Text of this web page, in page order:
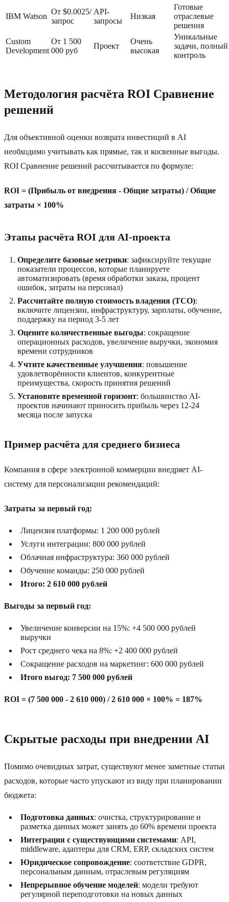
IBM Watson
От $0.0025/
запрос
API-
запросы
Низкая
Готовые
отраслевые
решения
Custom
Development
От 1 500
000 руб
Проект
Очень
высокая
Уникальные
задачи, полный
контроль
Методология расчёта ROI Сравнение
решений
Для объективной оценки возврата инвестиций в AI
необходимо учитывать как прямые, так и косвенные выгоды.
ROI Сравнение решений рассчитывается по формуле:
ROI = (Прибыль от внедрения - Общие затраты) / Общие
затраты × 100%
Этапы расчёта ROI для AI-проекта
Определите базовые метрики: зафиксируйте текущие
показатели процессов, которые планируете
автоматизировать (время обработки заказа, процент
ошибок, затраты на персонал)
Рассчитайте полную стоимость владения (TCO):
включите лицензии, инфраструктуру, зарплаты, обучение,
поддержку на период 3-5 лет
Оцените количественные выгоды: сокращение
операционных расходов, увеличение выручки, экономия
времени сотрудников
Учтите качественные улучшения: повышение
удовлетворённости клиентов, конкурентные
преимущества, скорость принятия решений
Установите временной горизонт: большинство AI-
проектов начинают приносить прибыль через 12-24
месяца после запуска
Пример расчёта для среднего бизнеса
Компания в сфере электронной коммерции внедряет AI-
систему для персонализации рекомендаций:
Затраты за первый год:
Лицензия платформы: 1 200 000 рублей
Услуги интеграции: 800 000 рублей
Облачная инфраструктура: 360 000 рублей
Обучение команды: 250 000 рублей
Итого: 2 610 000 рублей
Выгоды за первый год:
Увеличение конверсии на 15%: +4 500 000 рублей
выручки
Рост среднего чека на 8%: +2 400 000 рублей
Сокращение расходов на маркетинг: 600 000 рублей
Итого выгод: 7 500 000 рублей
ROI = (7 500 000 - 2 610 000) / 2 610 000 × 100% = 187%
Скрытые расходы при внедрении AI
Помимо очевидных затрат, существуют менее заметные статьи
расходов, которые часто упускают из виду при планировании
бюджета:
Подготовка данных: очистка, структурирование и
разметка данных может занять до 60% времени проекта
Интеграция с существующими системами: API,
middleware, адаптеры для CRM, ERP, складских систем
Юридическое сопровождение: соответствие GDPR,
персональным данным, отраслевым регуляциям
Непрерывное обучение моделей: модели требуют
регулярной переподготовки на новых данных